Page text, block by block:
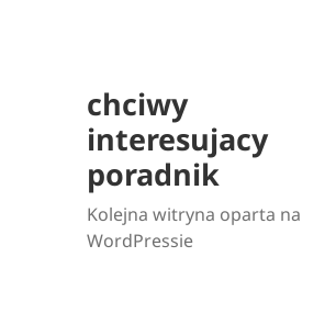
chciwy
interesujacy
poradnik
Kolejna witryna oparta na
WordPressie